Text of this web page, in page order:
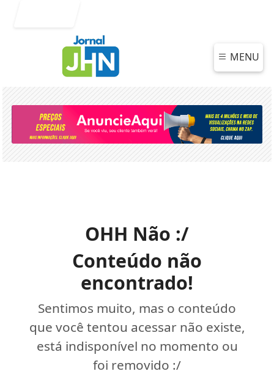
MENU
OHH Não :/
Conteúdo não
encontrado!
Sentimos muito, mas o conteúdo
que você tentou acessar não existe,
está indisponível no momento ou
foi removido :/